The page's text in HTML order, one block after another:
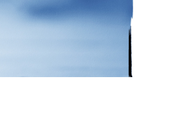
CONTACT
PORTAAL